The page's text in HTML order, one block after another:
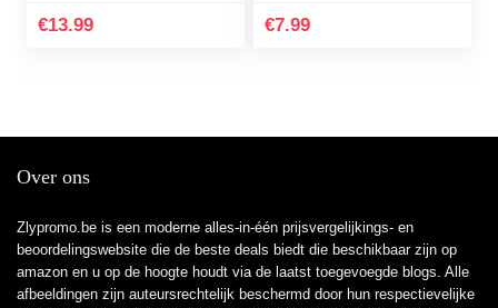
Vervangende band
€13.99
Transparant Zacht
€7.99
Over ons
Zlypromo.be is een moderne alles-in-één prijsvergelijkings- en
beoordelingswebsite die de beste deals biedt die beschikbaar zijn op
amazon en u op de hoogte houdt via de laatst toegevoegde blogs. Alle
afbeeldingen zijn auteursrechtelijk beschermd door hun respectievelijke